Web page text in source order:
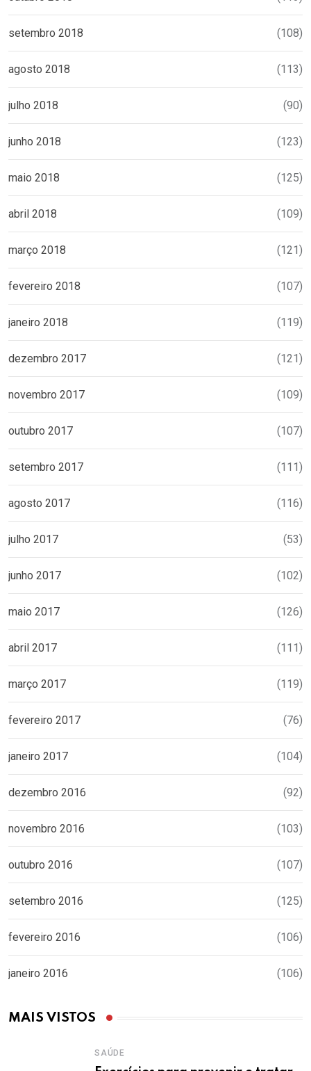
setembro 2018 (108)
agosto 2018 (113)
julho 2018 (90)
junho 2018 (123)
maio 2018 (125)
abril 2018 (109)
março 2018 (121)
fevereiro 2018 (107)
janeiro 2018 (119)
dezembro 2017 (121)
novembro 2017 (109)
outubro 2017 (107)
setembro 2017 (111)
agosto 2017 (116)
julho 2017 (53)
junho 2017 (102)
maio 2017 (126)
abril 2017 (111)
março 2017 (119)
fevereiro 2017 (76)
janeiro 2017 (104)
dezembro 2016 (92)
novembro 2016 (103)
outubro 2016 (107)
setembro 2016 (125)
fevereiro 2016 (106)
janeiro 2016 (106)
MAIS VISTOS
SAÚDE